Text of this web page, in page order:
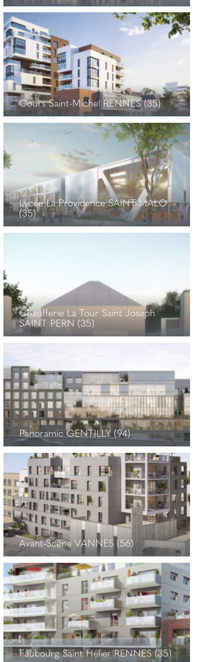
SNC Pottier RENNES (35)
+
Cours Saint-Michel RENNES (35)
Cours Saint-Michel RENNES (35)
Lycée La Providence SAINT-MALO
(35)
+
Chaufferie La Tour Saint Joseph
SAINT PERN (35)
Chaufferie La Tour Saint Joseph
SAINT PERN (35)
+
Panoramic GENTILLY (94)
Panoramic GENTILLY (94)
+
Avant-Scène VANNES (56)
Avant-Scène VANNES (56)
+
Faubourg Saint Hélier RENNES (35)